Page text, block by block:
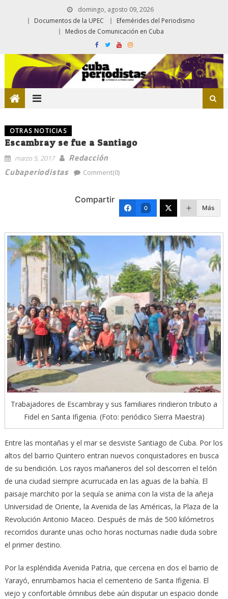
domingo, agosto 09, 2026
Documentos de la UPEC
Efemérides del Periodismo
Medios de Comunicación en Cuba
OTRAS NOTICIAS
Escambray se fue a Santiago
marzo 5, 2017
Redacción
Cubaperiodistas
Comment(0)
Compartir
0 Más
Trabajadores de Escambray y sus familiares rindieron tributo a
Fidel en Santa Ifigenia. (Foto: periódico Sierra Maestra)
Entre las montañas y el mar se desviste Santiago de Cuba. Por los
altos del barrio Quintero entran nuevos conquistadores en busca
de su bendición. Los rayos mañaneros del sol descorren el telón
de una ciudad siempre acurrucada en las aguas de la bahía. El
paisaje marchito por la sequía se anima con la vista de la añeja
Universidad de Oriente, la Avenida de las Américas, la Plaza de la
Revolución Antonio Maceo. Después de más de 500 kilómetros
recorridos durante unas ocho horas nocturnas nadie duda sobre
el primer destino.
Por la espléndida Avenida Patria, que cercena en dos el barrio de
Yarayó, enrumbamos hacia el cementerio de Santa Ifigenia. El
viejo y confortable ómnibus debe aún disputar un espacio donde